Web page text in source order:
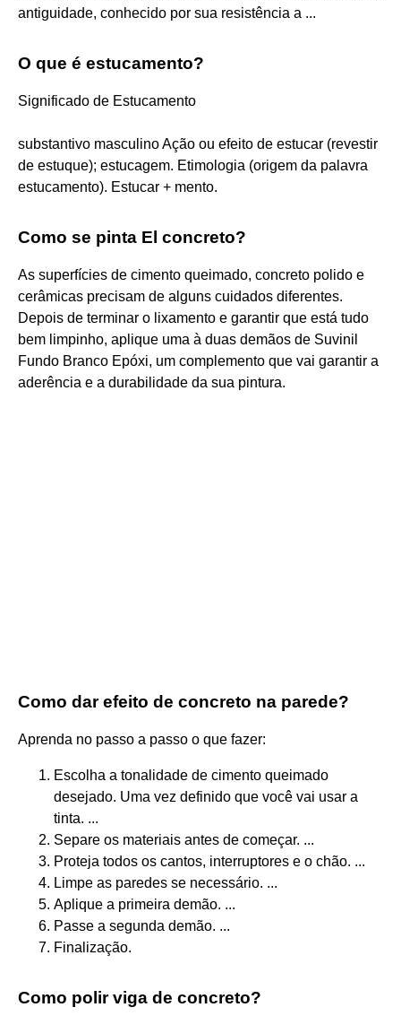
antiguidade, conhecido por sua resistência a ...
O que é estucamento?
Significado de Estucamento
substantivo masculino Ação ou efeito de estucar (revestir
de estuque); estucagem. Etimologia (origem da palavra
estucamento). Estucar + mento.
Como se pinta El concreto?
As superfícies de cimento queimado, concreto polido e
cerâmicas precisam de alguns cuidados diferentes.
Depois de terminar o lixamento e garantir que está tudo
bem limpinho, aplique uma à duas demãos de Suvinil
Fundo Branco Epóxi, um complemento que vai garantir a
aderência e a durabilidade da sua pintura.
Como dar efeito de concreto na parede?
Aprenda no passo a passo o que fazer:
Escolha a tonalidade de cimento queimado
desejado. Uma vez definido que você vai usar a
tinta. ...
Separe os materiais antes de começar. ...
Proteja todos os cantos, interruptores e o chão. ...
Limpe as paredes se necessário. ...
Aplique a primeira demão. ...
Passe a segunda demão. ...
Finalização.
Como polir viga de concreto?